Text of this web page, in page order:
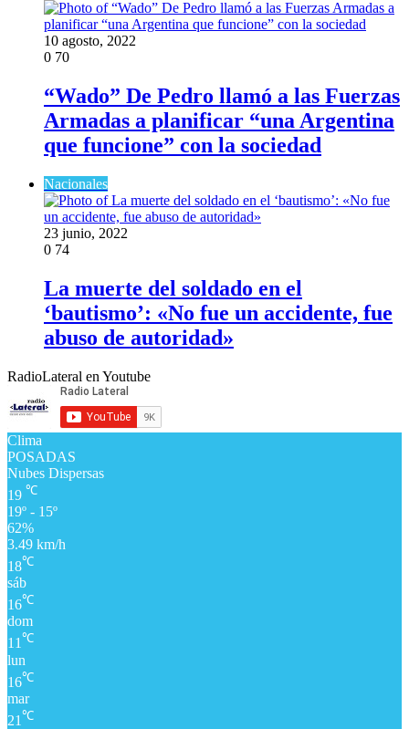
10 agosto, 2022
0 70
“Wado” De Pedro llamó a las Fuerzas
Armadas a planificar “una Argentina
que funcione” con la sociedad
Nacionales
23 junio, 2022
0 74
La muerte del soldado en el
‘bautismo’: «No fue un accidente, fue
abuso de autoridad»
RadioLateral en Youtube
Clima
POSADAS
Nubes Dispersas
19 ℃
19º - 15º
62%
3.49 km/h
18℃
sáb
16℃
dom
11℃
lun
16℃
mar
21℃